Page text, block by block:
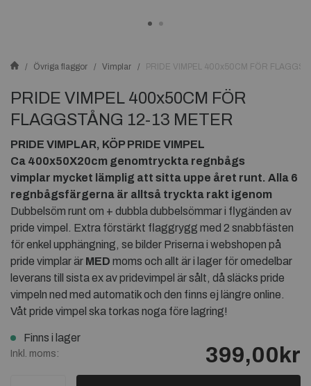
Övriga flaggor Vimplar PRIDE VIMPEL 400x50CM FÖR
PRIDE VIMPEL 400x50CM FÖR
FLAGGSTÅNG 12-13 METER
PRIDE VIMPLAR, KÖP PRIDE VIMPEL
Ca 400x50X20cm genomtryckta regnbågs
vimplar mycket lämplig att sitta uppe året runt. Alla 6
regnbågsfärgerna är alltså tryckta rakt igenom
Dubbelsöm runt om + dubbla dubbelsömmar i flygänden av
pride vimpel. Extra förstärkt flaggrygg med 2 snabbfästen
för enkel upphängning, se bilder Priserna i webshopen på
pride vimplar är MED moms och allt är i lager för omedelbar
leverans till sista ex av pridevimpel är sålt, då släcks pride
vimpeln ned med automatik och den finns ej längre online.
Våt pride vimpel ska torkas noga före lagring!
Finns i lager
Inkl. moms: 399,00kr